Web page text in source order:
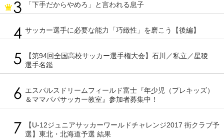
「下手だからやめろ」と言われる息子
サッカー選手に必要な能力「巧緻性」を磨こう【後編】
【第94回全国高校サッカー選手権大会】石川／私立／星稜
選手名鑑
エスパルスドリームフィールド富士『年少児（プレキッズ）
＆ママパパサッカー教室』参加者募集中！
【U-12ジュニアサッカーワールドチャレンジ2017 街クラブ予
選】東北・北海道予選 結果